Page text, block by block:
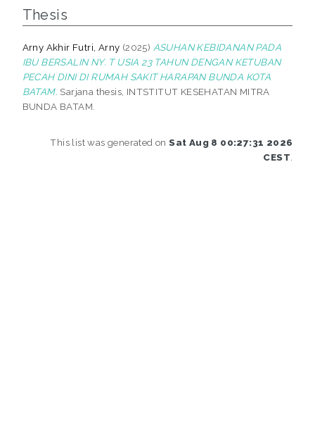
Thesis
Arny Akhir Futri, Arny (2025) ASUHAN KEBIDANAN PADA
IBU BERSALIN NY. T USIA 23 TAHUN DENGAN KETUBAN
PECAH DINI DI RUMAH SAKIT HARAPAN BUNDA KOTA
BATAM. Sarjana thesis, INTSTITUT KESEHATAN MITRA
BUNDA BATAM.
This list was generated onSat Aug 8 00:27:31 2026
CEST